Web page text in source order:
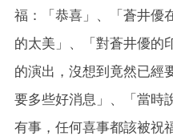
福：「恭喜」、「蒼井優
的太美」、「對蒼井優的
的演出，沒想到竟然已經
要多些好消息」、「當時
有事，任何喜事都該被祝福